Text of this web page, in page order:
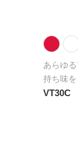
あらゆ
持ち味を
VT30C